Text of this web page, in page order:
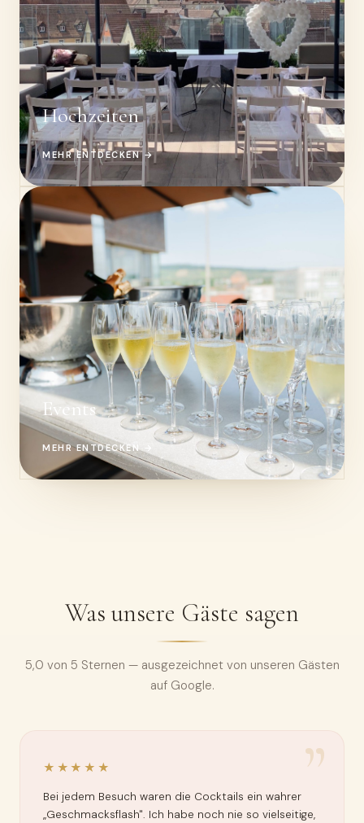
Hochzeiten
MEHR ENTDECKEN →
Events
MEHR ENTDECKEN →
Was unsere Gäste sagen
5,0 von 5 Sternen — ausgezeichnet von unseren Gästen
auf Google.
”
★★★★★
Bei jedem Besuch waren die Cocktails ein wahrer
„Geschmacksflash". Ich habe noch nie so vielseitige,